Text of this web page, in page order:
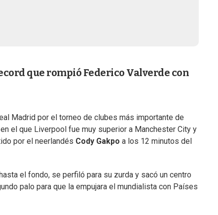
que rompió Federico Valverde con
Madrid por el torneo de clubes más importante de
el que Liverpool fue muy superior a Manchester City y
por el neerlandés Cody Gakpo a los 12 minutos del
el fondo, se perfiló para su zurda y sacó un centro
palo para que la empujara el mundialista con Países